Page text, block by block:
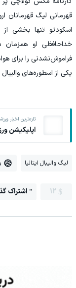
قهرمانی لیگ قهرمانان
اسکودتو تنها بخشی
خداحافظی او همزمان
فراموش‌نشدنی را برای
یکی از اسطوره‌های
تازه‌ترین اخبار
اپلیکیشن
لیگ والیبال ایتالیا
12 اشتراک